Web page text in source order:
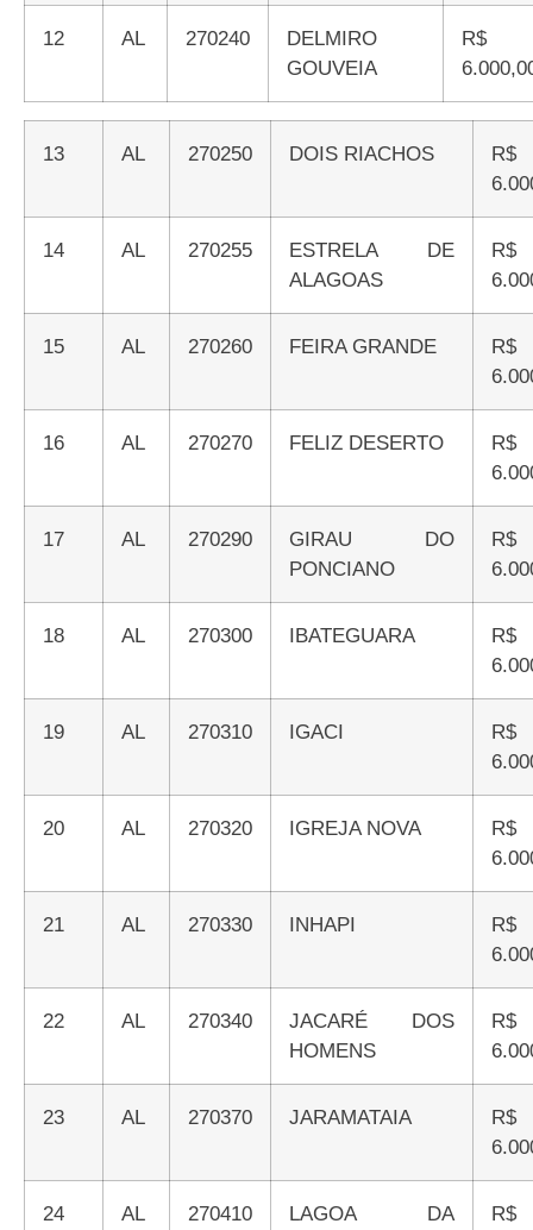
12 AL 270240
DELMIRO
GOUVEIA
R$
13 AL 270250 DOIS RIACHOS
R$
14 AL 270255
ESTRELA DE
ALAGOAS
R$
15 AL 270260 FEIRA GRANDE
R$
16 AL 270270 FELIZ DESERTO
R$
17 AL 270290
GIRAU DO
PONCIANO
R$
18 AL 270300 IBATEGUARA
R$
19 AL 270310 IGACI
R$
20 AL 270320 IGREJA NOVA
R$
21 AL 270330 INHAPI
R$
22 AL 270340
JACARÉ DOS
HOMENS
R$
23 AL 270370 JARAMATAIA
R$
24 AL 270410
LAGOA DA
R$